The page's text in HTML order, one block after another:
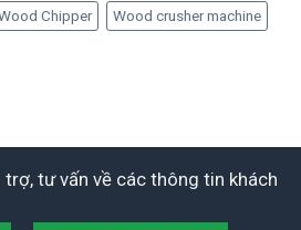
Chipper Wood crusher machine
tư vấn về các thông tin khách